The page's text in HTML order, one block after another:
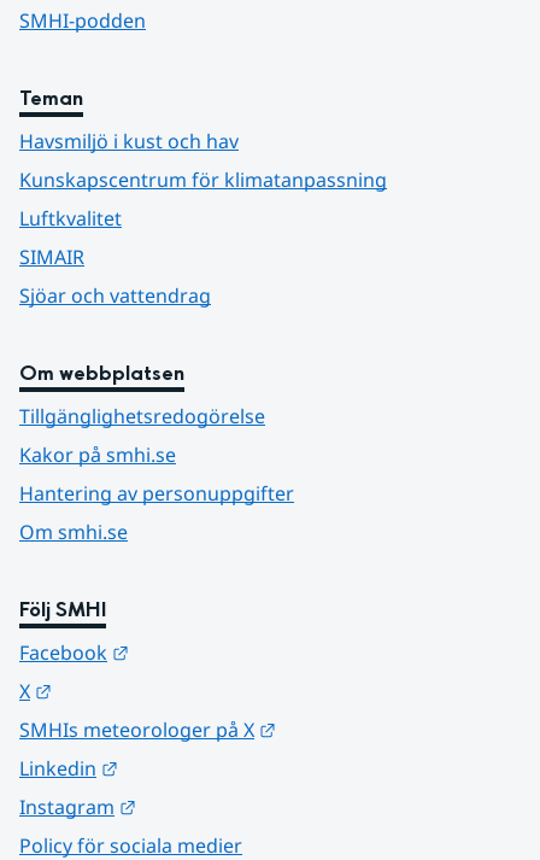
SMHI-podden
Teman
Havsmiljö i kust och hav
Kunskapscentrum för klimatanpassning
Luftkvalitet
SIMAIR
Sjöar och vattendrag
Om webbplatsen
Tillgänglighetsredogörelse
Kakor på smhi.se
Hantering av personuppgifter
Om smhi.se
Följ SMHI
Facebook
X
SMHIs meteorologer på X
Linkedin
Instagram
Policy för sociala medier